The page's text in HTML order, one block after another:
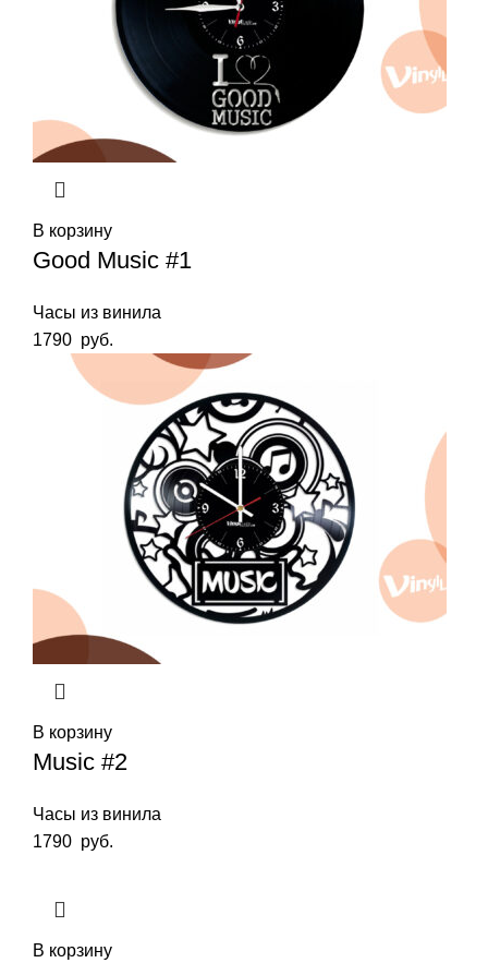
В корзину
Good Music #1
Часы из винила
1790 руб.
В корзину
Music #2
Часы из винила
1790 руб.
В корзину